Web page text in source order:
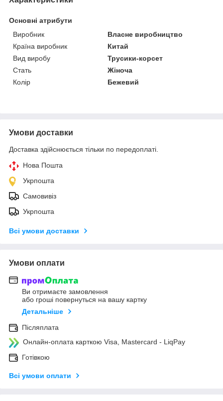
Основні атрибути
Виробник
Власне виробництво
Країна виробник
Китай
Вид виробу
Трусики-корсет
Стать
Жіноча
Колір
Бежевий
Умови доставки
Доставка здійснюється тільки по передоплаті.
Нова Пошта
Укрпошта
Самовивіз
Укрпошта
Всі умови доставки
Умови оплати
Ви отримаєте замовлення
або гроші повернуться на вашу картку
Детальніше
Післяплата
Онлайн-оплата карткою Visa, Mastercard - LiqPay
Готівкою
Всі умови оплати